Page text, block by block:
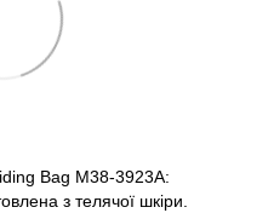
Bag M38-3923A:
​​з телячої шкіри.